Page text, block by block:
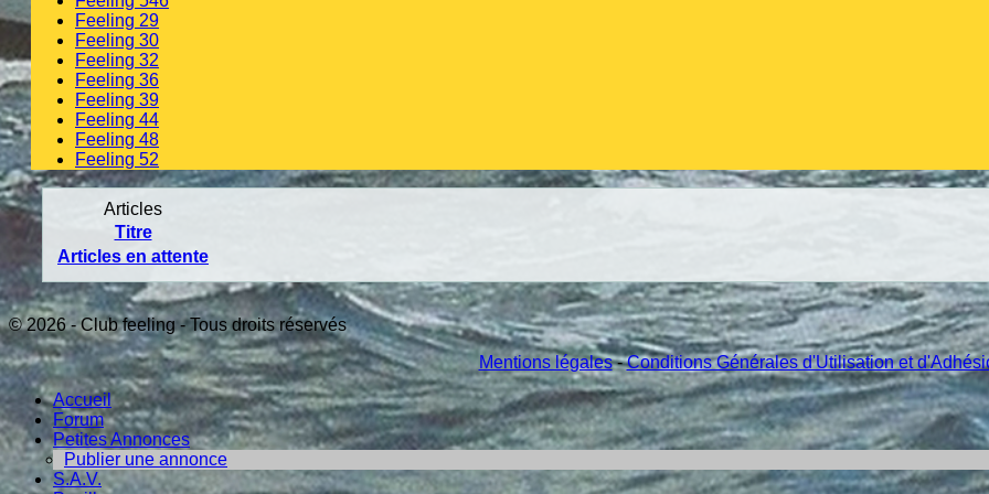
Feeling 29
Feeling 30
Feeling 32
Feeling 36
Feeling 39
Feeling 44
Feeling 48
Feeling 52
Articles
Titre
Articles en attente
© 2026 - Club feeling - Tous droits réservés
Mentions légales-Conditions Générales d'Utilisation et
Accueil
Forum
Petites Annonces
Publier une annonce
S.A.V.